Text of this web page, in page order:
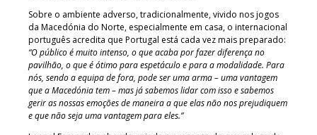
Sobre o ambiente adverso, tradicionalmente, vivido nos jogos
da Macedónia do Norte, especialmente em casa, o internacional
português acredita que Portugal está cada vez mais preparado:
“O público é muito intenso, o que acaba por fazer diferença no
pavilhão, o que é ótimo para espetáculo e para a modalidade. Para
nós, sendo a equipa de fora, pode ser uma arma – uma vantagem
que a Macedónia tem – mas já sabemos lidar com isso e sabemos
gerir as nossas emoções de maneira a que elas não nos prejudiquem
e que não seja uma vantagem para eles.”